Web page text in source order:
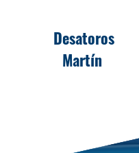
Desatoros
Martín